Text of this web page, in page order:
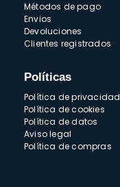
Métodos de pago
Envios
Devoluciones
Clientes registrados
Políticas
Política de privacidad
Política de cookies
Política de datos
Aviso legal
Política de compras